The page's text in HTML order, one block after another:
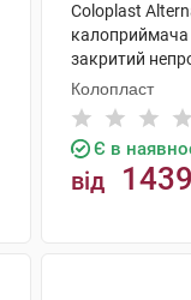
Coloplast
закритий
мм 30 шт
Колопласт
Є в
від